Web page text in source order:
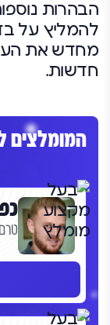
הבהרות
להמליץ על
מחדש את
חדשות.